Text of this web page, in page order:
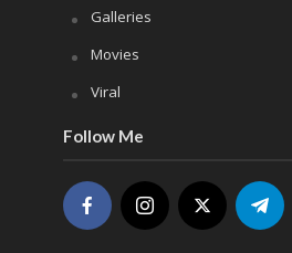
Galleries
Movies
Viral
Follow Me